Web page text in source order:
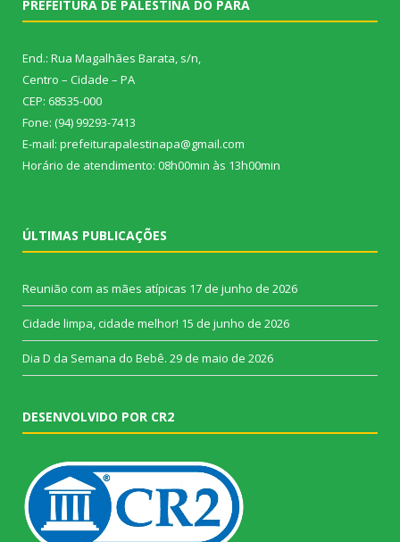
PREFEITURA DE PALESTINA DO PARÁ
End.: Rua Magalhães Barata, s/n,
Centro – Cidade – PA
CEP: 68535-000
Fone: (94) 99293-7413
E-mail: prefeiturapalestinapa@gmail.com
Horário de atendimento: 08h00min às 13h00min
ÚLTIMAS PUBLICAÇÕES
Reunião com as mães atípicas 17 de junho de 2026
Cidade limpa, cidade melhor! 15 de junho de 2026
Dia D da Semana do Bebê. 29 de maio de 2026
DESENVOLVIDO POR CR2